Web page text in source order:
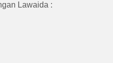
Lawaida :